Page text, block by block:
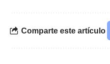
Comparte este artículo